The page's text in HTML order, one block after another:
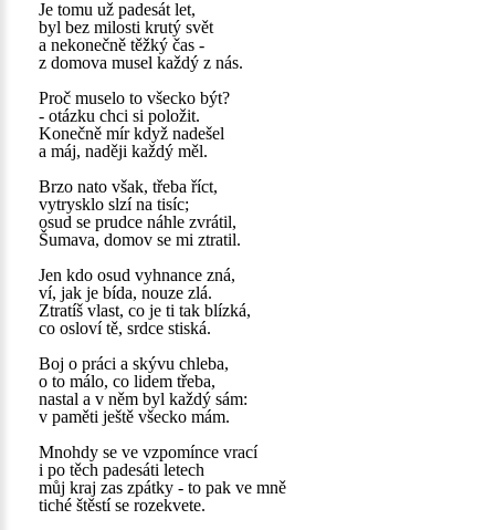
Je tomu už padesát let,
byl bez milosti krutý svět
a nekonečně těžký čas -
z domova musel každý z nás.
Proč muselo to všecko být?
- otázku chci si položit.
Konečně mír když nadešel
a máj, naději každý měl.
Brzo nato však, třeba říct,
vytrysklo slzí na tisíc;
osud se prudce náhle zvrátil,
Šumava, domov se mi ztratil.
Jen kdo osud vyhnance zná,
ví, jak je bída, nouze zlá.
Ztratíš vlast, co je ti tak blízká,
co osloví tě, srdce stiská.
Boj o práci a skývu chleba,
o to málo, co lidem třeba,
nastal a v něm byl každý sám:
v paměti ještě všecko mám.
Mnohdy se ve vzpomínce vrací
i po těch padesáti letech
můj kraj zas zpátky - to pak ve mně
tiché štěstí se rozekvete.